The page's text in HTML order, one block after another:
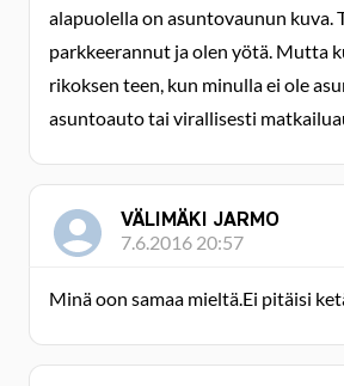
alapuolella on asuntovaunun kuva.
parkkeerannut ja olen yötä. Mutta
rikoksen teen, kun minulla ei ole
asuntoauto tai virallisesti
VÄLIMÄKI JARMO
7.6.2016 20:57
Minä oon samaa mieltä.Ei pitäisi